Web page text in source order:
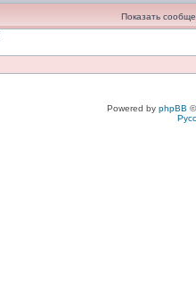
Показать
Powered by phpBB